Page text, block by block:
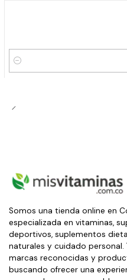
Cantidad
Somos una tienda online en
especializada en vitaminas,
deportivos, suplementos
naturales y cuidado personal.
marcas reconocidas y
buscando ofrecer una